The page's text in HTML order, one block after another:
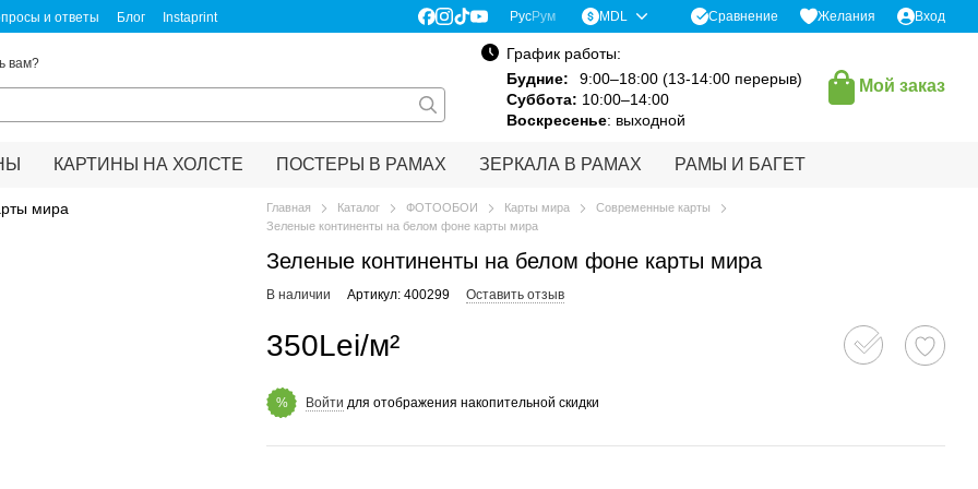
и ответы Блог
Instaprint
РусРум MDL Сравнение Желания Вход
вам?
График работы:
Будние:
9:00–18:00 (13-14:00 перерыв)
Суббота: 10:00–14:00
Воскресенье: выходной
Мой заказ
КАРТИНЫ НА ХОЛСТЕ ПОСТЕРЫ В РАМАХ ЗЕРКАЛА В РАМАХ РАМЫ И БАГЕТ
Главная Каталог ФОТООБОИ Карты мира
Современные карты
Зеленые континенты на белом фоне карты мира
Зеленые континенты на белом фоне карты мира
В наличии Артикул: 400299 Оставить отзыв
350Lei/м²
% Войти для отображения накопительной скидки